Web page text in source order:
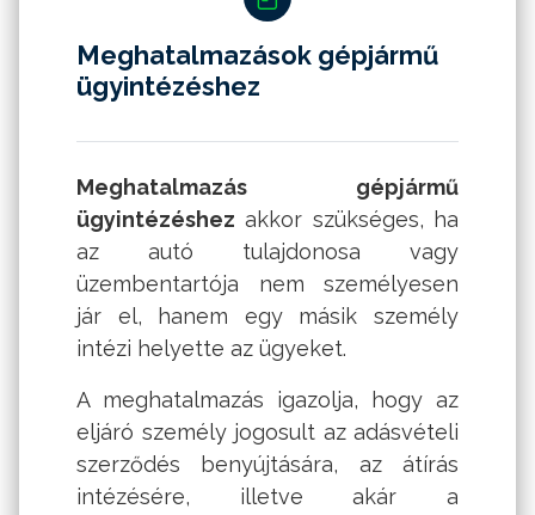
Meghatalmazások gépjármű
ügyintézéshez
Meghatalmazás gépjármű
ügyintézéshez akkor szükséges, ha
az autó tulajdonosa vagy
üzembentartója nem személyesen
jár el, hanem egy másik személy
intézi helyette az ügyeket.
A meghatalmazás igazolja, hogy az
eljáró személy jogosult az adásvételi
szerződés benyújtására, az átírás
intézésére, illetve akár a